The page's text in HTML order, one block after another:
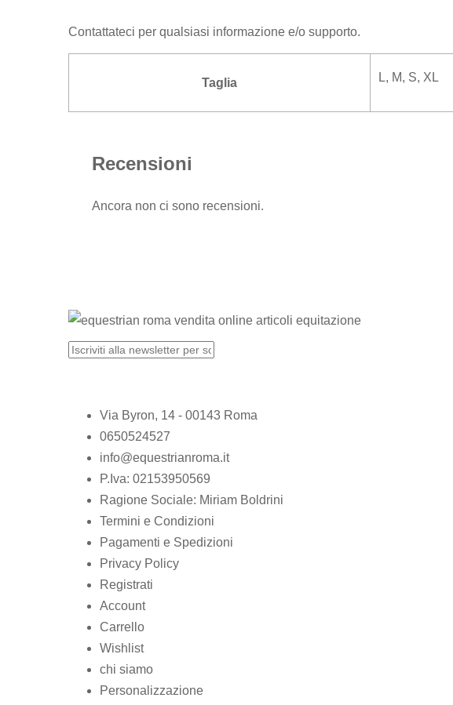
Contattateci per qualsiasi informazione e/o supporto.
Taglia L, M, S, XL
Recensioni
Ancora non ci sono recensioni.
Via Byron, 14 - 00143 Roma
0650524527
info@equestrianroma.it
P.Iva: 02153950569
Ragione Sociale: Miriam Boldrini
Termini e Condizioni
Pagamenti e Spedizioni
Privacy Policy
Registrati
Account
Carrello
Wishlist
chi siamo
Personalizzazione